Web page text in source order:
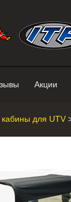
Акции
Интернет-
для UTV